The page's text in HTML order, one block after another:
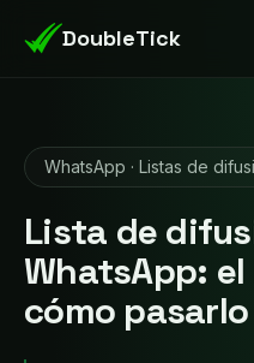
DoubleTick
WhatsApp · Listas de
Lista de
WhatsApp:
cómo pasarlo